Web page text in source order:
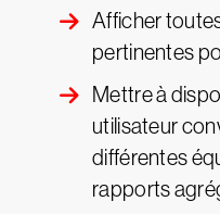
Afficher
pertinentes
Mettre à
utilisateur
différentes
rapports